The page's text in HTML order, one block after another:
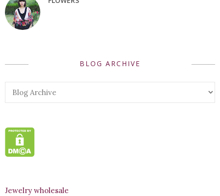
BLOG ARCHIVE
Jewelry wholesale